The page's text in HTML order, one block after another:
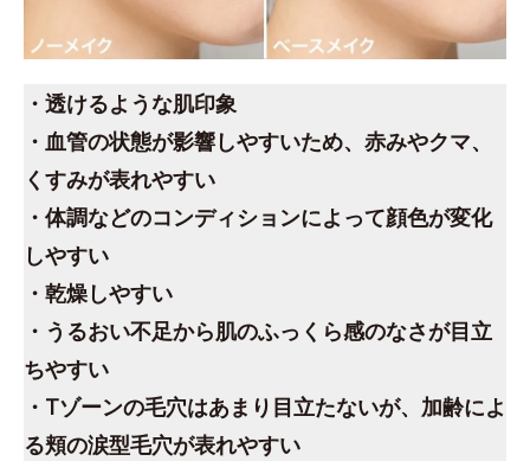
・透けるような肌印象
・血管の状態が影響しやすいため、赤みやクマ、
くすみが表れやすい
・体調などのコンディションによって顔色が変化
しやすい
・乾燥しやすい
・うるおい不足から肌のふっくら感のなさが目立
ちやすい
・Tゾーンの毛穴はあまり目立たないが、加齢によ
る頬の涙型毛穴が表れやすい